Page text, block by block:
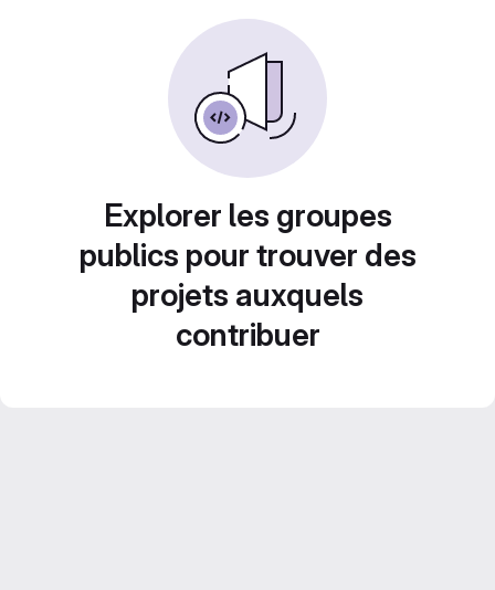
Explorer les groupes
publics pour trouver des
projets auxquels
contribuer